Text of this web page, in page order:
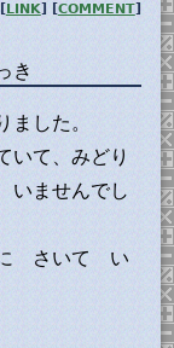
[LINK ] [COMMENT]
き
した。
て、みどり
ませんでし
さいて い